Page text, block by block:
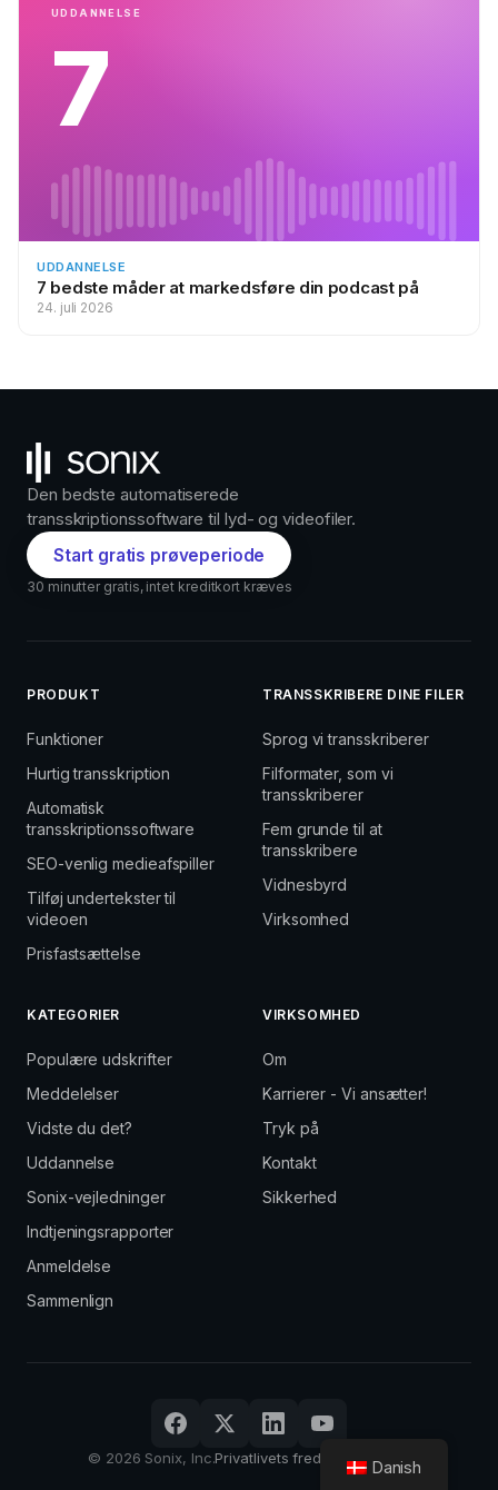
UDDANNELSE
7
UDDANNELSE
7 bedste måder at markedsføre din podcast på
24. juli 2026
Den bedste automatiserede
transskriptionssoftware til lyd- og videofiler.
Start gratis prøveperiode
30 minutter gratis, intet kreditkort kræves
PRODUKT
Funktioner
Hurtig transskription
Automatisk
transskriptionssoftware
SEO-venlig medieafspiller
Tilføj undertekster til
videoen
Prisfastsættelse
TRANSSKRIBERE DINE FILER
Sprog vi transskriberer
Filformater, som vi
transskriberer
Fem grunde til at
transskribere
Vidnesbyrd
Virksomhed
KATEGORIER
Populære udskrifter
Meddelelser
Vidste du det?
Uddannelse
Sonix-vejledninger
Indtjeningsrapporter
Anmeldelse
Sammenlign
VIRKSOMHED
Om
Karrierer - Vi ansætter!
Tryk på
Kontakt
Sikkerhed
© 2026 Sonix, Inc.Privatlivets fred VilkårLog ind
Danish